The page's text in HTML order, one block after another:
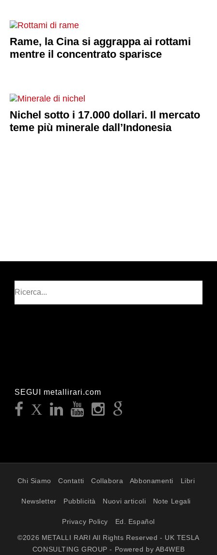
Rame, la Cina si aggrappa ai rottami
mentre il concentrato sparisce
Nichel sotto i 17.000 dollari. Il mercato
teme più minerale dall’Indonesia
SEGUI metallirari.com
Chi Siamo Contatti Collabora Abbonamenti Libri
Newsletter Pubblicità Nuovi articoli Note Legali
Privacy Policy Ed. Español
©2026 METALLI RARI All Rights Reserved - UK TESLA
CONSULTING GROUP - Powered by AB4WEB